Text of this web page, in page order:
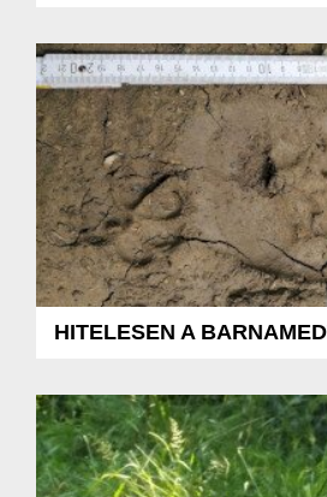
HITELESEN A